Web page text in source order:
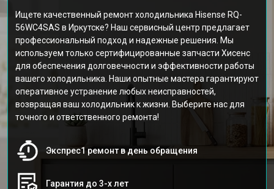
Ищете качественный ремонт холодильника Hisense RQ-
56WC4SAS в Иркутске? Наш сервисный центр предлагает
профессиональный подход и надежные решения. Мы
используем только сертифицированные запчасти Хисенс
для обеспечения долговечности и эффективности работы
вашего холодильника. Наши опытные мастера гарантируют
оперативное устранение любых неисправностей,
возвращая ваш холодильник к жизни. Выберите нас для
точного и ответственного ремонта!
Экспрес1 ремонт в день обращения
Гарантия до 3-х лет